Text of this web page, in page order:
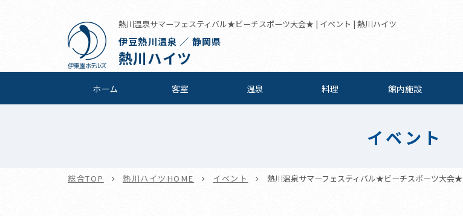
熱川温泉サマーフェスティバル★ビーチスポーツ大会★ | イベント | 熱川ハイツ
伊豆熱川温泉 ／ 静岡県
熱川ハイツ
ホーム 客室 温泉 料理 館内施設
イベント
総合TOP 熱川ハイツHOME イベント 熱川温泉サマーフェスティバル★ビーチスポーツ大会★